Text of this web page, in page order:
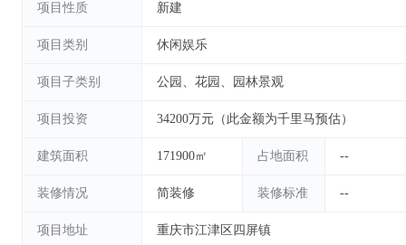
项目性质 新建
项目类别 休闲娱乐
项目子类别 公园、花园、园林景观
项目投资 34200万元（此金额为千里马预估）
建筑面积 171900㎡ 占地面积 --
装修情况 简装修 装修标准 --
项目地址 重庆市江津区四屏镇